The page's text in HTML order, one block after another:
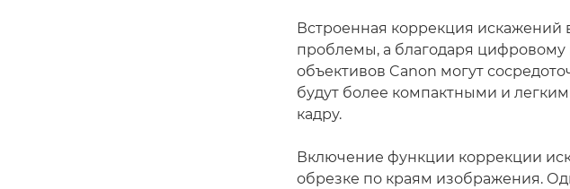
Встроенная коррекция
проблемы, а благодаря
объективов Canon могут
будут более компактными и
кадру.
Включение функции коррекции
обрезке по краям изображения.